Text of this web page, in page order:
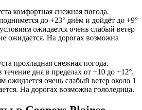
комфортная снежная погода.
до +23° днём и дойдёт до +9°
ожидается очень слабый ветер
ожидается. На дорогах возможна
прохладная снежная погода.
дня в пределах от +10 до +12°.
ожидается очень слабый ветер около 1
На дорогах возможна гололедица.